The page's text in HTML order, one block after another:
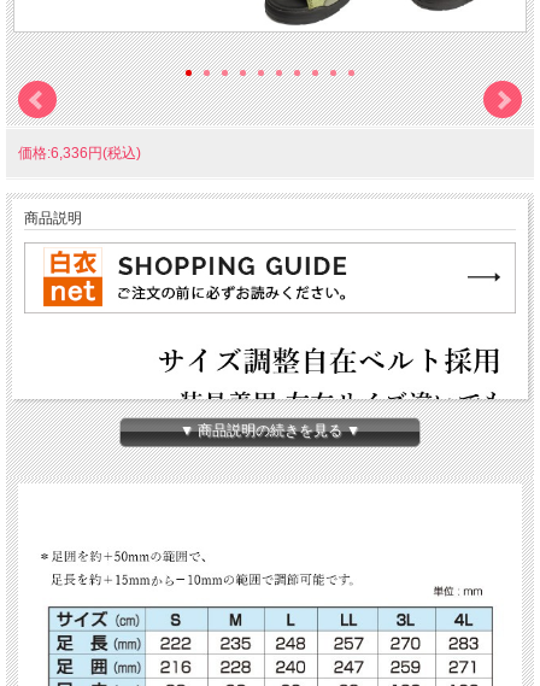
価格:6,336円(税込)
商品説明
▼ 商品説明の続きを見る ▼